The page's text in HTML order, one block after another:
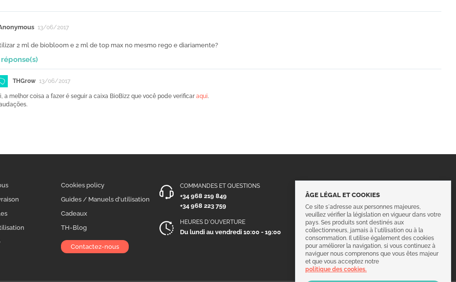
13/06/2017
2 ml de biobloom e 2 ml de top max no mesmo rego e diariamente?
réponse(s)
THGrow 13/06/2017
a melhor coisa a fazer é seguir a caixa BioBizz que você pode verificaraqui.
Cookies policy
Guides / Manuels d'utilisation
Cadeaux
TH-Blog
Contactez-nous
COMMANDES ET QUESTIONS
+34 968 219 849
+34 968 223 759
HEURES D´OUVERTURE
Du lundi au vendredi 10:00 - 19:00
ÂGE LÉGAL ET COOKIES
Ce site s´adresse aux personnes majeures,
veuillez vérifier la législation en vigueur dans votre
pays. Ses produits sont destinés aux
collectionneurs, jamais à l´utilisation ou à la
consommation. Il utilise également des cookies
pour améliorer la navigation, si vous continuez à
naviguer nous comprenons que vous êtes majeur
et que vous acceptez notre
politique des cookies.